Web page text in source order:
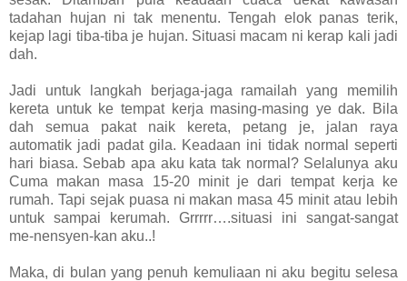
tadahan hujan ni tak menentu. Tengah elok panas terik,
kejap lagi tiba-tiba je hujan. Situasi macam ni kerap kali jadi
dah.
Jadi untuk langkah berjaga-jaga ramailah yang memilih
kereta untuk ke tempat kerja masing-masing ye dak. Bila
dah semua pakat naik kereta, petang je, jalan raya
automatik jadi padat gila. Keadaan ini tidak normal seperti
hari biasa. Sebab apa aku kata tak normal? Selalunya aku
Cuma makan masa 15-20 minit je dari tempat kerja ke
rumah. Tapi sejak puasa ni makan masa 45 minit atau lebih
untuk sampai kerumah. Grrrrr….situasi ini sangat-sangat
me-nensyen-kan aku..!
Maka, di bulan yang penuh kemuliaan ni aku begitu selesa